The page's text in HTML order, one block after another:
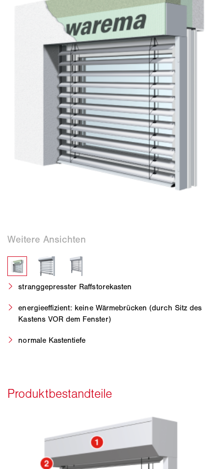
stranggepresster Raffstorekasten
energieeffizient: keine Wärmebrücken (durch Sitz des
Kastens VOR dem Fenster)
normale Kastentiefe